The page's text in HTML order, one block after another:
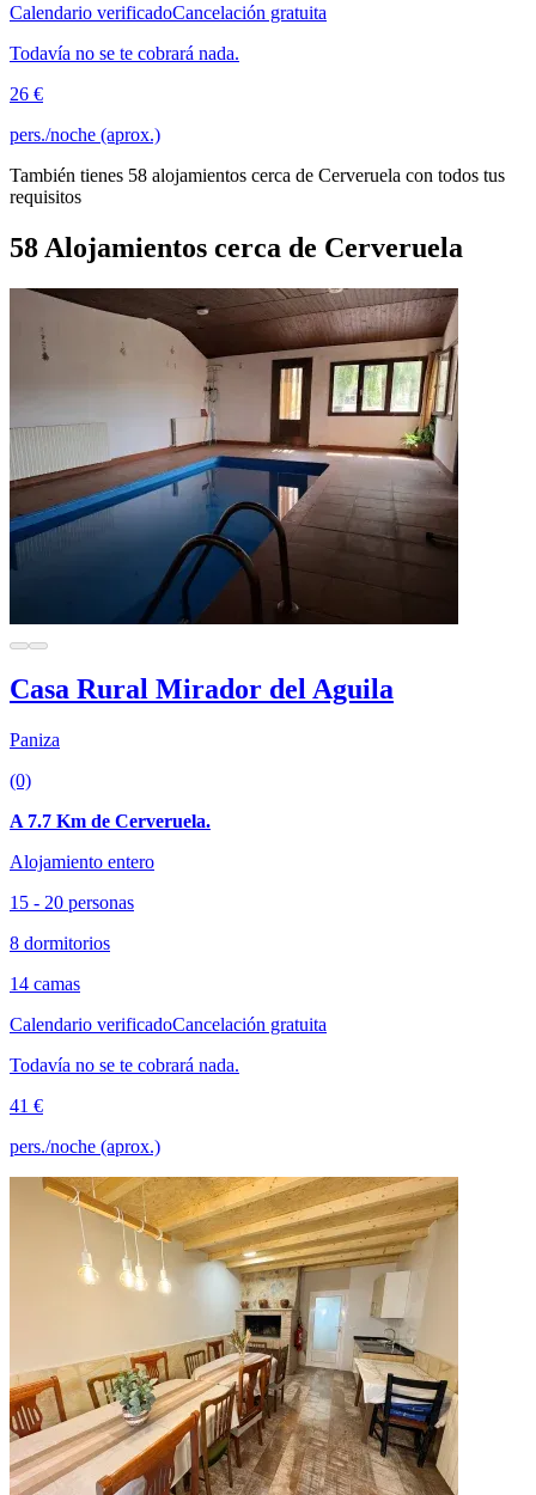
Calendario verificadoCancelación gratuita
Todavía no se te cobrará nada.
26 €
pers./noche (aprox.)
También tienes 58 alojamientos cerca de Cerveruela con todos tus
requisitos
58 Alojamientos cerca de Cerveruela
Casa Rural Mirador del Aguila
Paniza
(0)
A 7.7 Km de Cerveruela.
Alojamiento entero
15 - 20 personas
8 dormitorios
14 camas
Calendario verificadoCancelación gratuita
Todavía no se te cobrará nada.
41 €
pers./noche (aprox.)